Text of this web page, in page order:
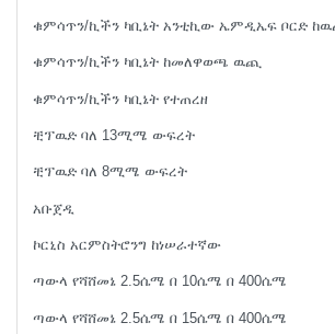
ቁምሳጥን/ኪችን ካቢኔት ከመለዋወጫ ዉጪ
ቁምሳጥን/ኪችን ካቢኔት የተጠረዘ
ቺፕዉድ ባለ 13ሚሜ ውፍረት
ቺፕዉድ ባለ 8ሚሜ ውፍረት
አቡጀዲ
ኮርኒስ አርምስትሮንግ ከነሠራተኛው
ጣውላ የሻሸመኔ 2.5ሴሜ በ 10ሴሜ በ 400ሴሜ
ጣውላ የሻሸመኔ 2.5ሴሜ በ 15ሴሜ በ 400ሴሜ